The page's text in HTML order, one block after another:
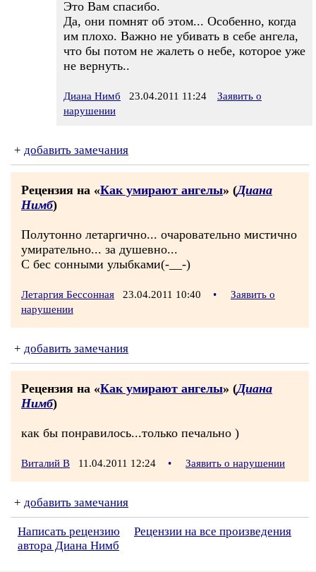
Это Вам спасибо.
Да, они помнят об этом... Особенно, когда
им плохо. Важно не убивать в себе ангела,
что бы потом не жалеть о небе, которое уже
не вернуть..
Диана Нимб 23.04.2011 11:24
Заявить о
нарушении
+ добавить замечания
Рецензия на «Как умирают ангелы» (Диана
Нимб)
Полутонно летаргично... очаровательно мистично
умирательно... за душевно...
С бес сонными улыбками(-__-)
Летаргия Бессонная 23.04.2011 10:40 •
Заявить о
нарушении
+ добавить замечания
Рецензия на «Как умирают ангелы» (Диана
Нимб)
как бы понравилось...только печально )
Виталий В 11.04.2011 12:24 • Заявить о нарушении
+ добавить замечания
Написать рецензию
Рецензии на все произведения
автора Диана Нимб